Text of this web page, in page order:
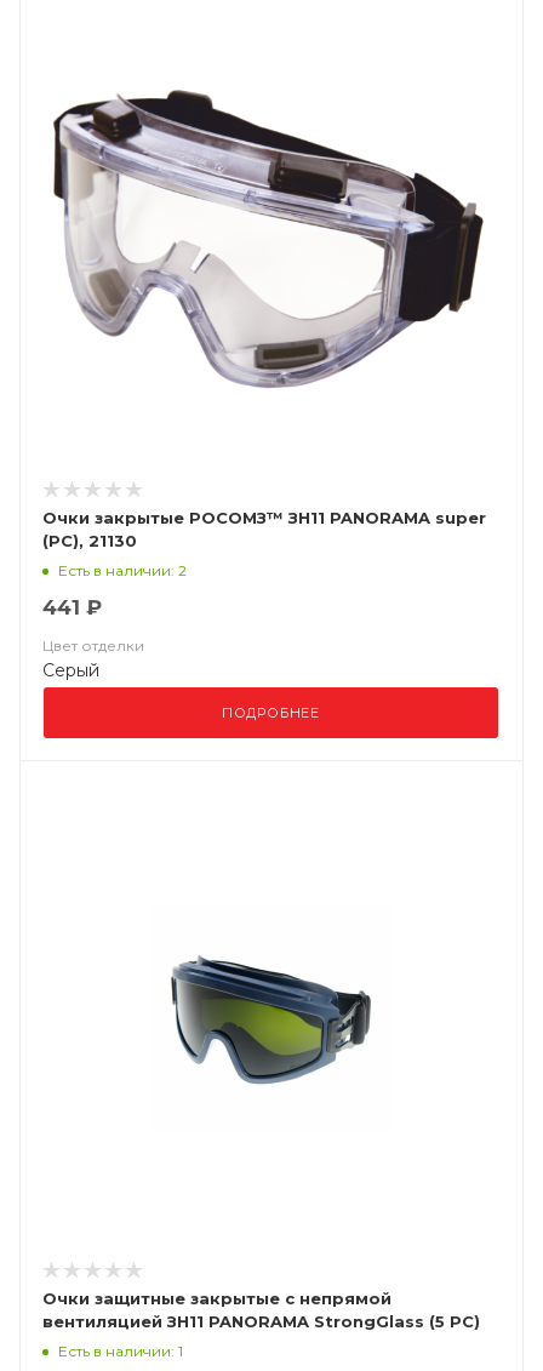
Очки закрытые РОСОМЗ™ ЗН11 PANORAMA super
(PC), 21130
Есть в наличии: 2
441 ₽
Цвет отделки
Серый
ПОДРОБНЕЕ
Очки защитные закрытые с непрямой
вентиляцией ЗН11 PANORAMA StrongGlass (5 РС)
21134
Есть в наличии: 1